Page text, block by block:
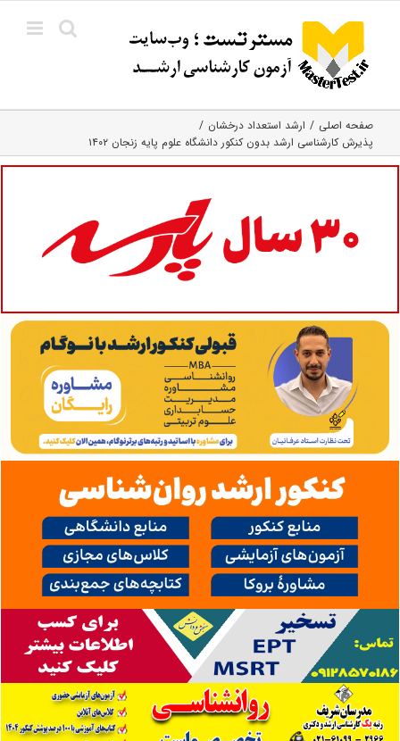
content
صفحه اصلی
ارشد استعداد درخشان
پذیرش کارشناسی ارشد بدون کنکور دانشگاه علوم پایه زنجان ۱۴۰۲